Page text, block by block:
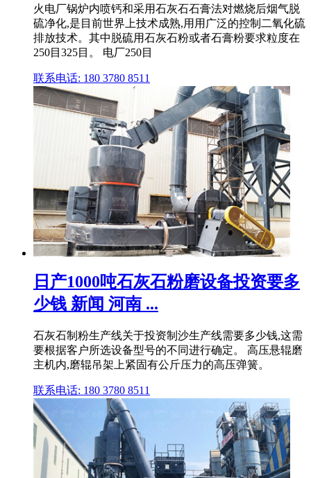
火电厂锅炉内喷钙和采用石灰石石膏法对燃烧后烟气脱
硫净化,是目前世界上技术成熟,用用广泛的控制二氧化硫
排放技术。其中脱硫用石灰石粉或者石膏粉要求粒度在
250目325目。 电厂250目
联系电话: 180 3780 8511
日产1000吨石灰石粉磨设备投资要多
少钱 新闻 河南 ...
石灰石制粉生产线关于投资制沙生产线需要多少钱,这需
要根据客户所选设备型号的不同进行确定。 高压悬辊磨
主机内,磨辊吊架上紧固有公斤压力的高压弹簧。
联系电话: 180 3780 8511